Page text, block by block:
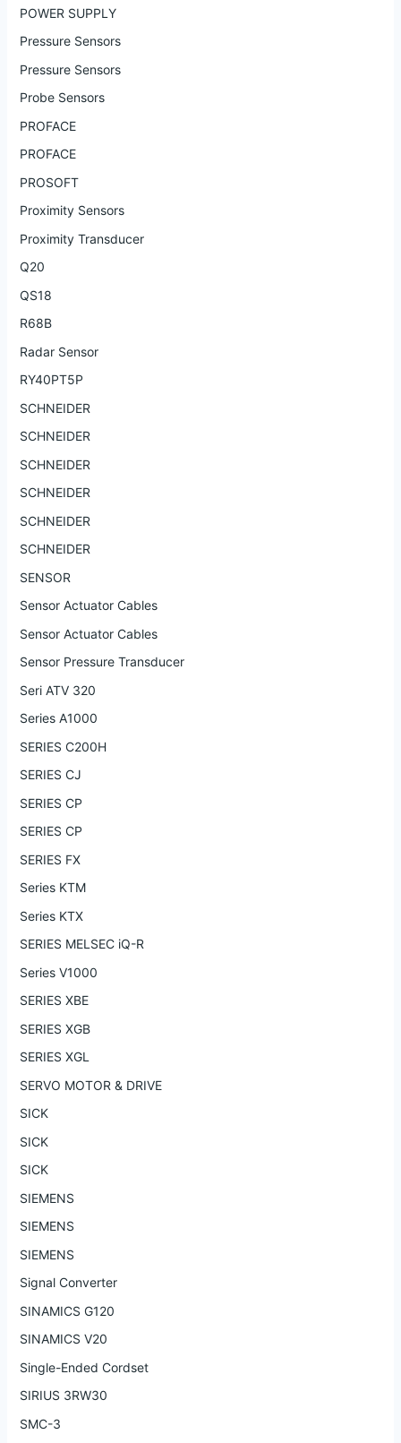
POWER SUPPLY
Pressure Sensors
Pressure Sensors
Probe Sensors
PROFACE
PROFACE
PROSOFT
Proximity Sensors
Proximity Transducer
Q20
QS18
R68B
Radar Sensor
RY40PT5P
SCHNEIDER
SCHNEIDER
SCHNEIDER
SCHNEIDER
SCHNEIDER
SCHNEIDER
SENSOR
Sensor Actuator Cables
Sensor Actuator Cables
Sensor Pressure Transducer
Seri ATV 320
Series A1000
SERIES C200H
SERIES CJ
SERIES CP
SERIES CP
SERIES FX
Series KTM
Series KTX
SERIES MELSEC iQ-R
Series V1000
SERIES XBE
SERIES XGB
SERIES XGL
SERVO MOTOR & DRIVE
SICK
SICK
SICK
SIEMENS
SIEMENS
SIEMENS
Signal Converter
SINAMICS G120
SINAMICS V20
Single-Ended Cordset
SIRIUS 3RW30
SMC-3